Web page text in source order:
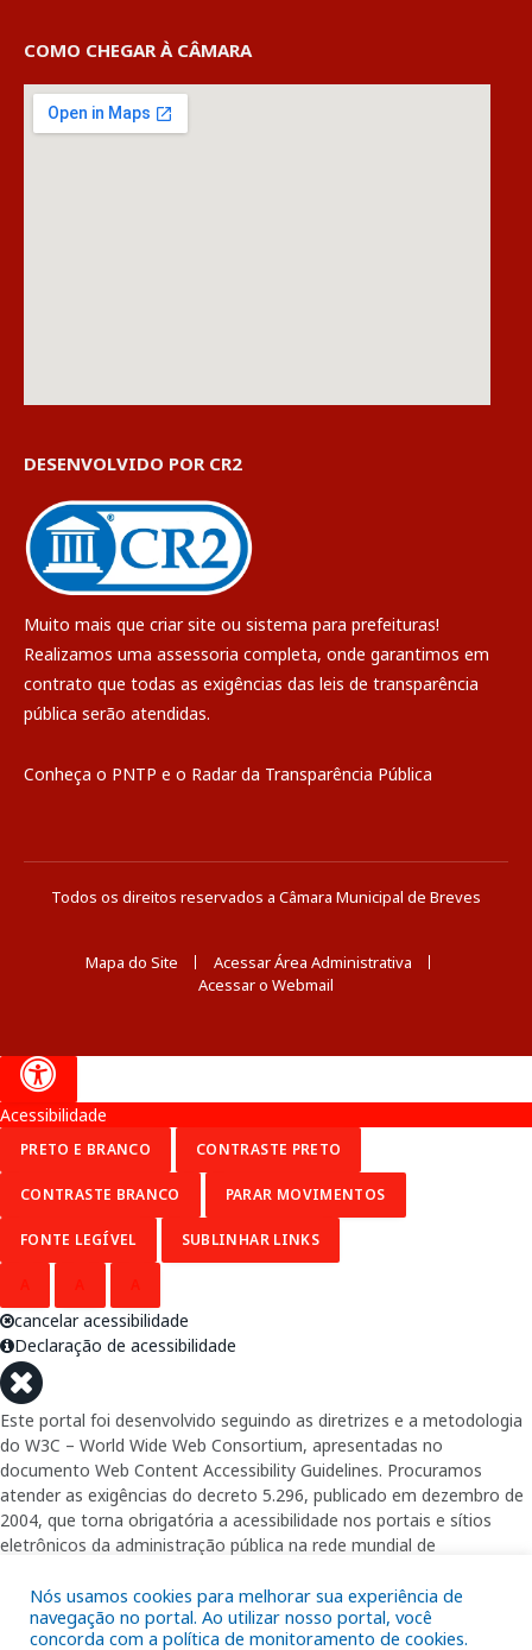
COMO CHEGAR À CÂMARA
DESENVOLVIDO POR CR2
Muito mais que criar site ou sistema para prefeituras!
Realizamos uma assessoria completa, onde garantimos em
contrato que todas as exigências das leis de transparência
pública serão atendidas.
Conheça o PNTP e o Radar da Transparência Pública
Todos os direitos reservados a Câmara Municipal de Breves
Mapa do Site
Acessar Área Administrativa
Acessar o Webmail
Nós usamos cookies para melhorar sua experiência de
navegação no portal. Ao utilizar nosso portal, você
concorda com a política de monitoramento de cookies.
Acessibilidade
PRETO E BRANCO CONTRASTE PRETO
CONTRASTE BRANCO PARAR MOVIMENTOS
FONTE LEGÍVEL SUBLINHAR LINKS
cancelar acessibilidade
Declaração de acessibilidade
Este portal foi desenvolvido seguindo as diretrizes e a metodologia
do W3C – World Wide Web Consortium, apresentadas no
documento Web Content Accessibility Guidelines. Procuramos
atender as exigências do decreto 5.296, publicado em dezembro de
2004, que torna obrigatória a acessibilidade nos portais e sítios
eletrônicos da administração pública na rede mundial de
garantindo-lhes o pleno acesso aos conteúdos disponíveis.
Além de validações automáticas, foram realizados testes em